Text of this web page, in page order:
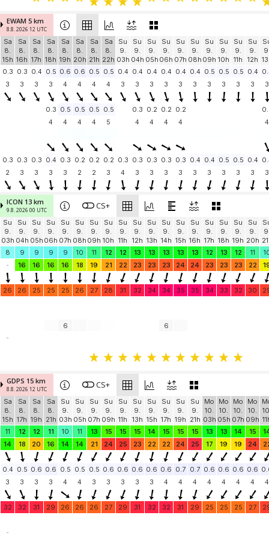
EWAM 5 km
8.8. 2026 12 UTC
Sa
8.
15h
Sa
8.
16h
Sa
8.
17h
Sa
8.
18h
Sa
8.
19h
Sa
8.
20h
Sa
8.
21h
Sa
8.
22h
Su
9.
03h
Su
9.
04h
Su
9.
05h
Su
9.
06h
Su
9.
07h
Su
9.
08h
Su
9.
09h
Su
9.
10h
Su
9.
11h
Su
9.
12h
0.3 0.3 0.4 0.5 0.6 0.6 0.5 0.5 0.4 0.4 0.4 0.4 0.4 0.4 0.5 0.5 0.5 0.4
3
3 3 3 4 4 4 4 3 3 3 3 3 3 3 3 3 3 3
0.3 0.5 0.5 0.5 0.5 0.3 0.2 0.2 0.2
4
4 4 4 5 4 4 4 4 4
0.3 0.3 0.3 0.4 0.3 0.2 0.2 0.2 0.3 0.3 0.3 0.3 0.3 0.4 0.4 0.5 0.5 0.4
2
3 3 3 3 2 2 3 4 3 3 3 3 3 3 3 3 3 3
ICON 13 km
9.8. 2026 00 UTC CS+
Su
9.
03h
Su
9.
04h
Su
9.
05h
Su
9.
06h
Su
9.
07h
Su
9.
08h
Su
9.
09h
Su
9.
10h
Su
9.
11h
Su
9.
12h
Su
9.
13h
Su
9.
14h
Su
9.
15h
Su
9.
16h
Su
9.
17h
Su
9.
18h
Su
9.
19h
Su
9.
20h
8
9 9 9 9 10 11 12 12 13 13 13 13 13 12 13 12 11
-
16 16 16 16 18 19 21 22 23 23 23 24 24 23 23 23 22
26 26 25 25 25 26 27 28 31 32 34 34 35 35 34 33 32 30
6
6
-
GDPS 15 km
8.8. 2026 12 UTC CS+
Sa
8.
15h
Sa
8.
17h
Sa
8.
19h
Sa
8.
21h
Su
9.
03h
Su
9.
05h
Su
9.
07h
Su
9.
09h
Su
9.
11h
Su
9.
13h
Su
9.
15h
Su
9.
17h
Su
9.
19h
Su
9.
21h
Mo
10.
03h
Mo
10.
05h
Mo
10.
07h
Mo
10.
09h
11
12 12 11 10 11 13 15 15 15 14 15 15 15 13 13 14 15
14
18 20 16 14 14 21 24 25 23 22 22 24 25 17 19 19 24
0.4 0.5 0.6 0.6 0.5 0.5 0.5 0.6 0.6 0.6 0.6 0.6 0.7 0.7 0.6 0.6 0.6 0.6
3
3 3 3 4 4 3 3 3 3 3 4 4 4 4 4 4 4 4
32 32 31 29 26 26 26 27 29 31 32 32 31 29 25 25 25 27
-